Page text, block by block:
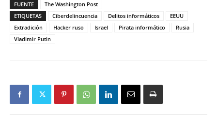
FUENTE
The Washington Post
ETIQUETAS
Ciberdelincuencia Delitos informáticos
EEUU
Extradición
Hacker ruso Israel Pirata informático
Rusia
Vladimir Putin